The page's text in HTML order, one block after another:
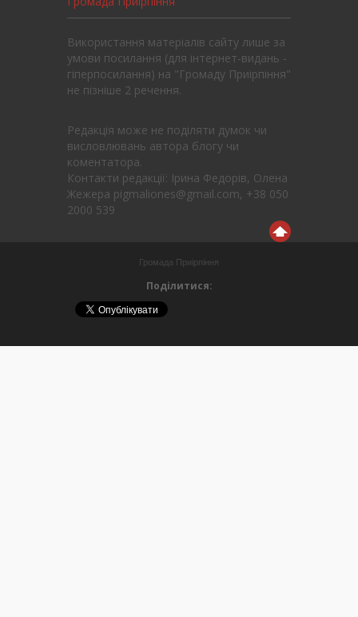
Використання матеріалів сайту лише за
умови посилання (для інтернет-видань -
гіперпосилання) на "Громаду Приірпіння"
не пізніше 2 речення.
Редакція може не поділяти думок чи
висловлювань автора блогу чи
коментатора.
Контакти редакції: Ірина Федорів, Олена
Жежера pigmaliones@gmail.com, +38 050
2000 539
Громада Приірпіння
Поділитися: